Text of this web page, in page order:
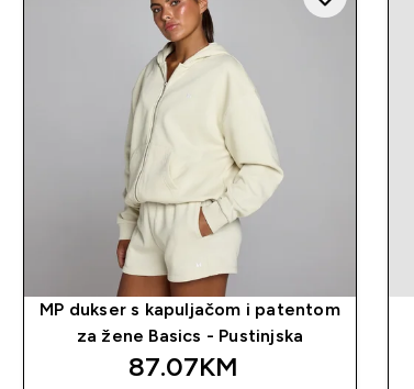
MP dukser s kapuljačom i patentom
za žene Basics - Pustinjska
87.07KM‎